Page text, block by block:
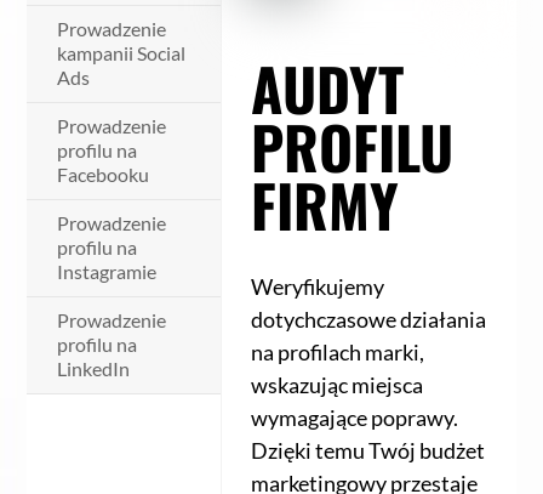
Prowadzenie
kampanii Social
Ads
Prowadzenie
profilu na
Facebooku
Prowadzenie
profilu na
Instagramie
Prowadzenie
profilu na
LinkedIn
AUDYT
PROFILU
FIRMY
Weryfikujemy
dotychczasowe działania
na profilach marki,
wskazując miejsca
wymagające poprawy.
Dzięki temu Twój budżet
marketingowy przestaje